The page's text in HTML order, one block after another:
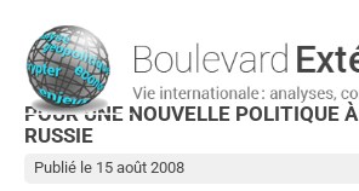
POUR UNE NOUVELLE POLITIQUE
RUSSIE
Publié le 15 août 2008